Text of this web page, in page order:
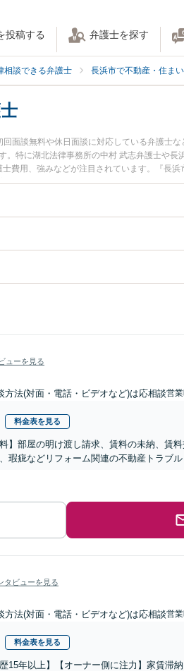
投稿する 弁護士を探す
相談できる弁護士 長浜市で不動産・住ま
面談無料や休日面談に対応している弁護士
特に湖北法律事務所の中村 武志弁護士や
費用、強みなどが注目されています。『長
近くの弁護士を検索したい』『初回相談無
ューを見る
方法(対面・電話・ビデオなど)は応相談営
料金表を見る
】部屋の明け渡し請求、賃料の未納、賃
瑕疵などリフォーム関連の不動産トラブル
タビューを見る
方法(対面・電話・ビデオなど)は応相談営
料金表を見る
15年以上】【オーナー側に注力】家賃滞